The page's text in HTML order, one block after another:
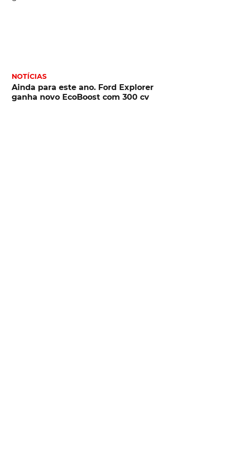
NOTÍCIAS
Ainda para este ano. Ford Explorer
ganha novo EcoBoost com 300 cv